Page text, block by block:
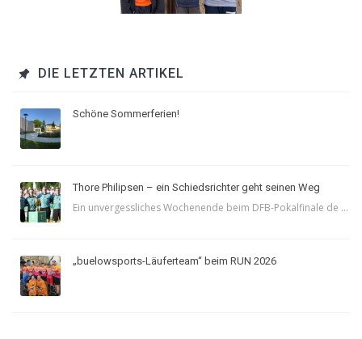
DIE LETZTEN ARTIKEL
Schöne Sommerferien!
Thore Philipsen – ein Schiedsrichter geht seinen Weg
Ein unvergessliches Wochenende beim DFB-Pokalfinale de ...
„buelowsports-Läuferteam“ beim RUN 2026